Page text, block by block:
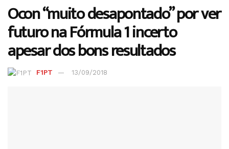
Ocon “muito desapontado” por ver
futuro na Fórmula 1 incerto
apesar dos bons resultados
F1PT 13/09/2018